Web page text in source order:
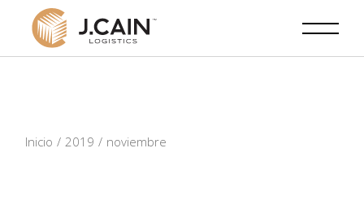
content
Inicio 2019 noviembre